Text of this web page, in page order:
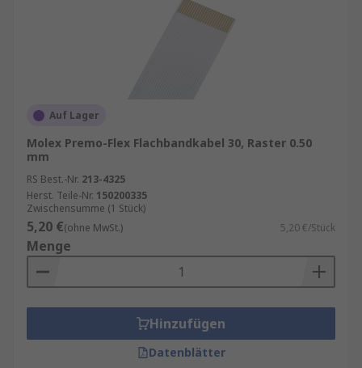
Auf Lager
Molex Premo-Flex Flachbandkabel 30, Raster 0.50
mm
RS Best.-Nr. 213-4325
Herst. Teile-Nr. 150200335
Zwischensumme (1 Stück)
5,20 €(ohne MwSt.) 5,20 €/Stück
Menge
Hinzufügen
Datenblätter